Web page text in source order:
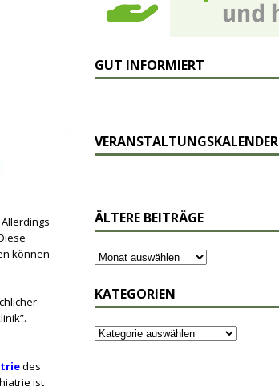
können
des
ist
GUT INFORMIERT
VERANSTALTUNGSKALENDER
ÄLTERE BEITRÄGE
KATEGORIEN